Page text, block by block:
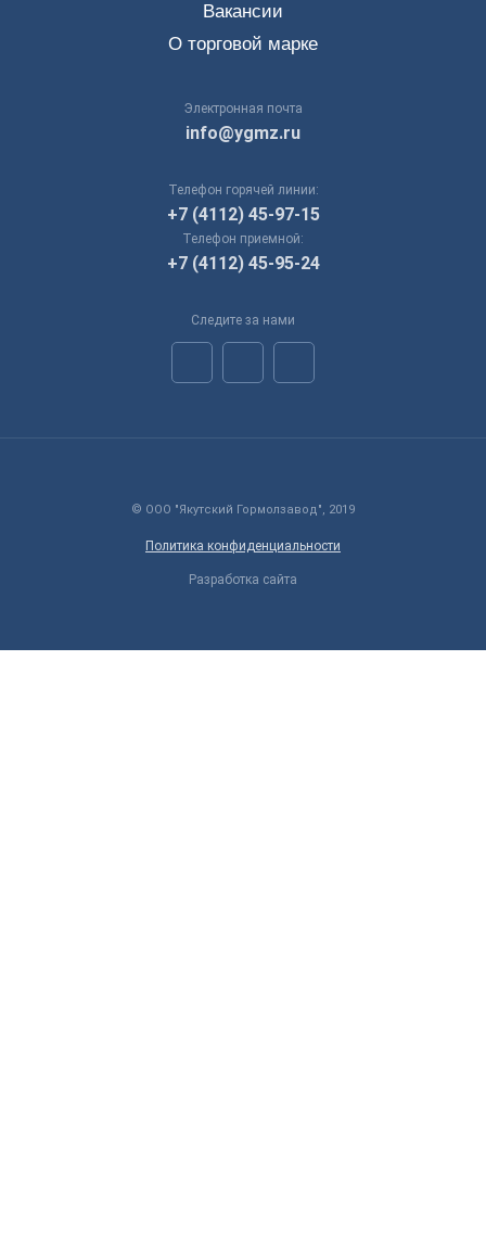
Вакансии
О торговой марке
Электронная почта
info@ygmz.ru
Телефон горячей линии:
+7 (4112) 45-97-15
Телефон приемной:
+7 (4112) 45-95-24
Следите за нами
© ООО "Якутский Гормолзавод", 2019
Политика конфиденциальности
Разработка сайта